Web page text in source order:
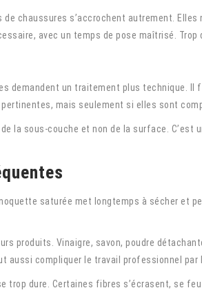
chaussures s’accrochent autrement.
avec un temps de pose maîtrisé. Trop
demandent un traitement plus technique.
mais seulement si elles sont
de la sous-couche et non de la surface.
saturée met longtemps à sécher et
produits. Vinaigre, savon, poudre
aussi compliquer le travail professionnel par
trop dure. Certaines fibres s’écrasent, se